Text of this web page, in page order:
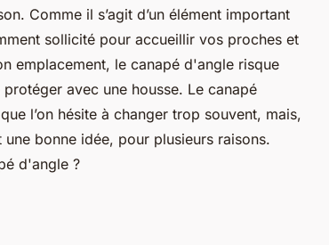
Comme il s’agit d’un élément important
sollicité pour accueillir vos proches et
emplacement, le canapé d'angle risque
avec une housse. Le canapé
l’on hésite à changer trop souvent, mais,
bonne idée, pour plusieurs raisons.
d'angle ?